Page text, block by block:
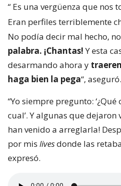
“ Es una vergüenza que nos
Eran perfiles terriblemente
No podía decir mal hecho,
palabra. ¡Chantas!Y esta
desarmando ahora y
haga bien la pega“, aseguró.
“Yo siempre pregunto:
cual’. Y algunas que dejaron
han venido a arreglarla!
por mis livesdonde las
expresó.